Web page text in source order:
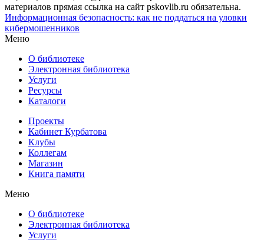
материалов прямая ссылка на сайт pskovlib.ru обязательна.
Информационная безопасность: как не поддаться на уловки
кибермошенников
Меню
О библиотеке
Электронная библиотека
Услуги
Ресурсы
Каталоги
Проекты
Кабинет Курбатова
Клубы
Коллегам
Магазин
Книга памяти
Меню
О библиотеке
Электронная библиотека
Услуги